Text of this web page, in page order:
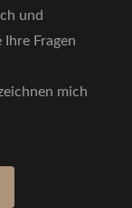
und
Fragen
mich